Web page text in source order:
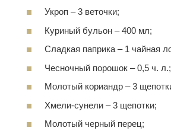
Укроп – 3 веточки;
Куриный бульон – 400 мл;
Сладкая паприка – 1 чайная
Чесночный порошок – 0,5 ч. л.;
Молотый кориандр – 3
Хмели-сунели – 3 щепотки;
Молотый черный перец;